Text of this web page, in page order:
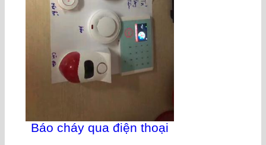
Báo cháy qua điện thoại